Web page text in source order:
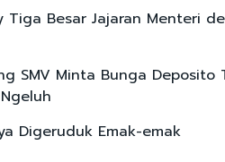
Tiga Besar Jajaran Menteri
SMV Minta Bunga
Digeruduk Emak-emak